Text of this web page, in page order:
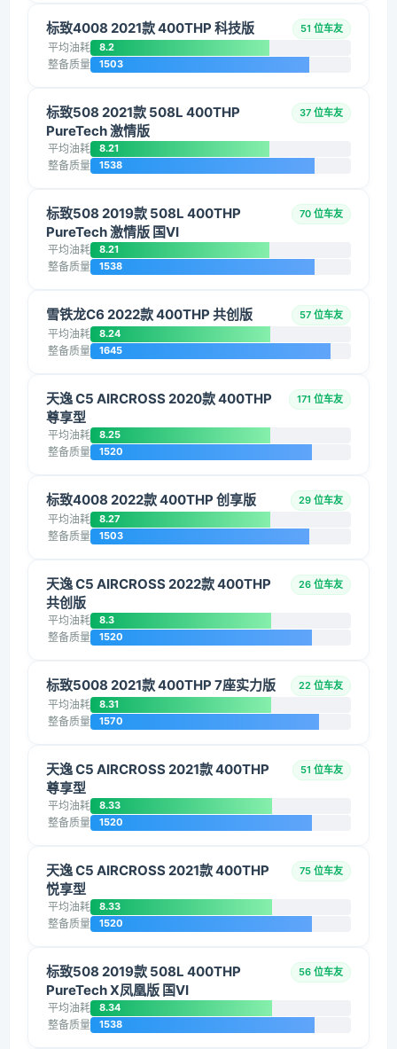
标致4008 2021款 400THP 科技版 51 位车友
平均油耗 8.2
整备质量 1503
标致508 2021款 508L 400THP
PureTech 激情版
37 位车友
平均油耗 8.21
整备质量 1538
标致508 2019款 508L 400THP
PureTech 激情版 国VI
70 位车友
平均油耗 8.21
整备质量 1538
雪铁龙C6 2022款 400THP 共创版 57 位车友
平均油耗 8.24
整备质量 1645
天逸 C5 AIRCROSS 2020款 400THP
尊享型
171 位车友
平均油耗 8.25
整备质量 1520
标致4008 2022款 400THP 创享版 29 位车友
平均油耗 8.27
整备质量 1503
天逸 C5 AIRCROSS 2022款 400THP
共创版
26 位车友
平均油耗 8.3
整备质量 1520
标致5008 2021款 400THP 7座实力版 22 位车友
平均油耗 8.31
整备质量 1570
天逸 C5 AIRCROSS 2021款 400THP
尊享型
51 位车友
平均油耗 8.33
整备质量 1520
天逸 C5 AIRCROSS 2021款 400THP
悦享型
75 位车友
平均油耗 8.33
整备质量 1520
标致508 2019款 508L 400THP
PureTech X凤凰版 国VI
56 位车友
平均油耗 8.34
整备质量 1538